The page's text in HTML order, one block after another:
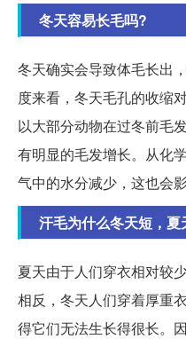
冬天容易长毛吗?
冬天确实会导致体毛长出
度来看，冬天毛孔的收缩
以大部分动物在过冬前毛
有明显的毛发增长。从化
气中的水分减少，这也会
汗毛为什么冬天短，夏
夏天由于人们穿衣相对较
相反，冬天人们穿着厚重
得它们无法生长得很长。